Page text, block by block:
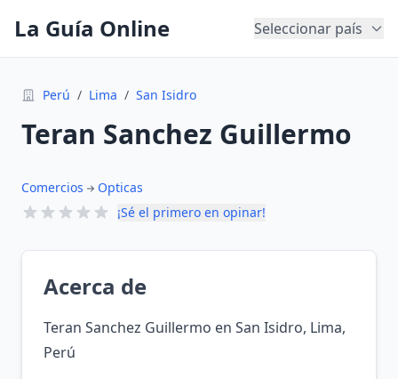
La Guía Online Seleccionar país
Perú / Lima / San Isidro
Teran Sanchez Guillermo
Comercios
Opticas
¡Sé el primero en opinar!
Acerca de
Teran Sanchez Guillermo en San Isidro, Lima,
Perú